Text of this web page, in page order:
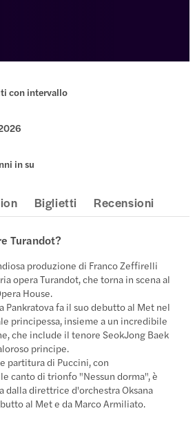
con intervallo
in su
Biglietti Recensioni
Turandot?
produzione di Franco Zeffirelli
opera Turandot, che torna in scena al
House.
Pankratova fa il suo debutto al Met nel
principessa, insieme a un incredibile
che include il tenore SeokJong Baek
principe.
partitura di Puccini, con
canto di trionfo "Nessun dorma", è
dalla direttrice d'orchestra Oksana
al Met e da Marco Armiliato.